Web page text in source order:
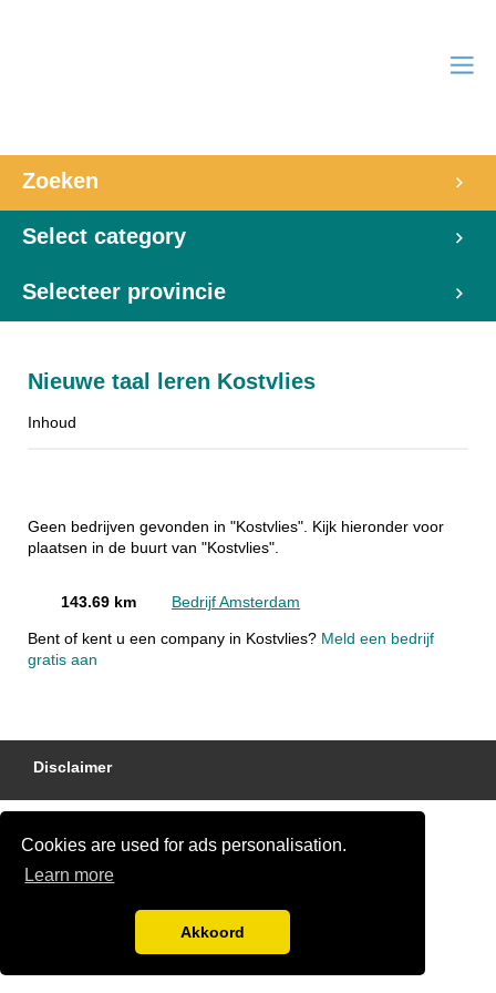
Cookies are used for ads personalisation.
Learn more
Akkoord
Zoeken
Select category
Selecteer provincie
Nieuwe taal leren Kostvlies
Inhoud
Geen bedrijven gevonden in "Kostvlies". Kijk hieronder voor
plaatsen in de buurt van "Kostvlies".
143.69 km Bedrijf Amsterdam
Bent of kent u een company in Kostvlies? Meld een bedrijf
gratis aan
Disclaimer